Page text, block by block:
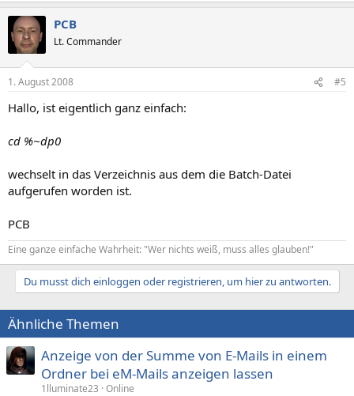
PCB
Lt. Commander
1. August 2008 #5
Hallo, ist eigentlich ganz einfach:
cd %~dp0
wechselt in das Verzeichnis aus dem die Batch-Datei
aufgerufen worden ist.
PCB
Eine ganze einfache Wahrheit: "Wer nichts weiß, muss alles glauben!"
Du musst dich einloggen oder registrieren, um hier zu antworten.
Ähnliche Themen
Anzeige von der Summe von E-Mails in einem
Ordner bei eM-Mails anzeigen lassen
1lluminate23 Online